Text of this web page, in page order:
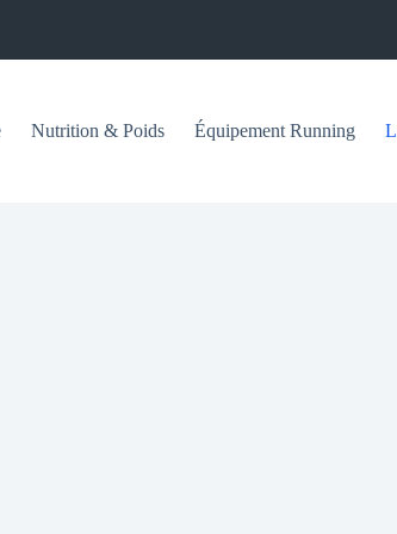
Nutrition & Poids Équipement Running